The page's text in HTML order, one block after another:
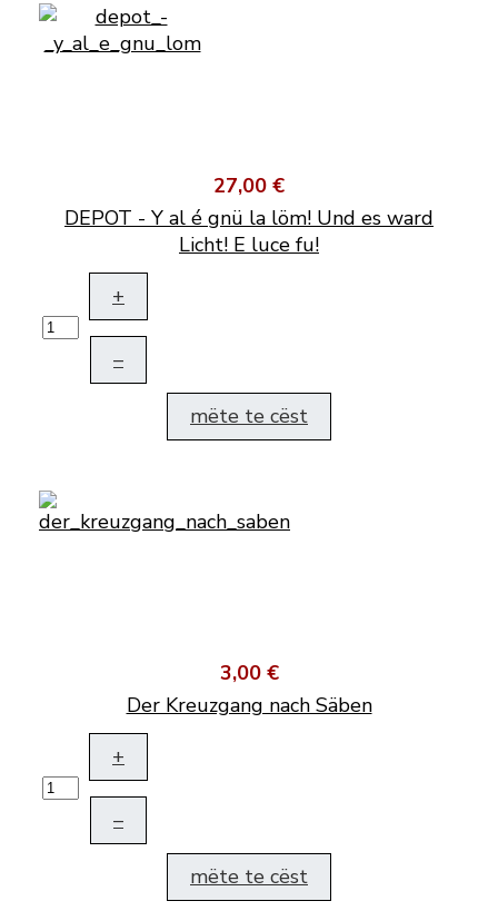
27,00 €
DEPOT - Y al é gnü la löm! Und es ward
Licht! E luce fu!
+
–
mëte te cëst
3,00 €
Der Kreuzgang nach Säben
+
–
mëte te cëst